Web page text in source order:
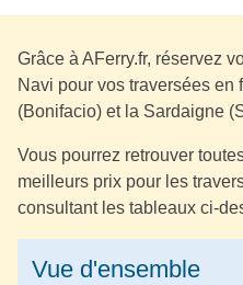
Grâce à AFerry.fr, réservez
Navi pour vos traversées en
(Bonifacio) et la Sardaigne
Vous pourrez retrouver
meilleurs prix pour les
consultant les tableaux ci-
Vue d'ensemble